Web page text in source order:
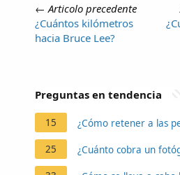
← Articolo precedente
¿Cuántos kilómetros
hacia Bruce Lee?
Preguntas en tendencia
15 ¿Cómo retener a las
25 ¿Cuánto cobra un